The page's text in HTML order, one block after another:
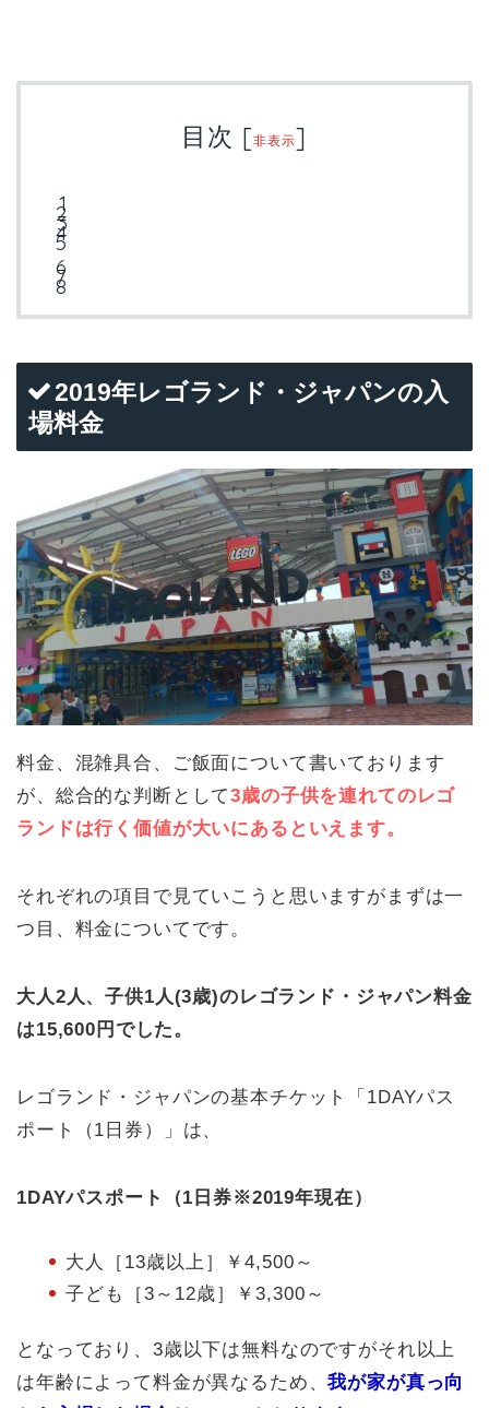
目次 [非表示]
2019年レゴランド・ジャパンの入
場料金
料金、混雑具合、ご飯面について書いております
が、総合的な判断として3歳の子供を連れてのレゴ
ランドは行く価値が大いにあるといえます。
それぞれの項目で見ていこうと思いますがまずは一
つ目、料金についてです。
大人2人、子供1人(3歳)のレゴランド・ジャパン料金
は15,600円でした。
レゴランド・ジャパンの基本チケット「1DAYパス
ポート（1日券）」は、
1DAYパスポート（1日券※2019年現在）
大人［13歳以上］￥4,500～
子ども［3～12歳］￥3,300～
となっており、3歳以下は無料なのですがそれ以上
は年齢によって料金が異なるため、我が家が真っ向